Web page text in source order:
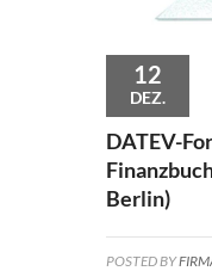
12
DEZ.
DATEV-
Berlin)
POSTED BY